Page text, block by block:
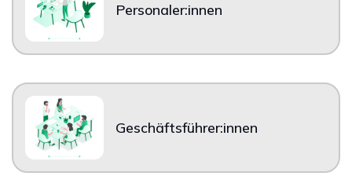
Personaler:innen
Geschäftsführer:innen